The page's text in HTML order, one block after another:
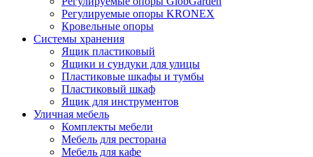
Регулируемые опоры KRONEX
Кровельные опоры
Системы хранения
Ящик пластиковый
Ящики и сундуки для улицы
Пластиковые шкафы и тумбы
Пластиковый шкаф
Ящик для инструментов
Уличная мебель
Комплекты мебели
Мебель для ресторана
Мебель для кафе